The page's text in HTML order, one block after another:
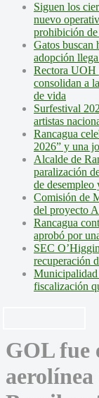
Siguen los
nuevo
prohibición
Gatos buscan
adopción
Rectora UOH
consolidan a
de vida
Surfestival
artistas
Rancagua
2026” y una
Alcalde de
paralización
de desempleo
Comisión de
del proyecto
Rancagua
aprobó por
SEC
recuperación
Municipalidad
fiscalización
GOL fue